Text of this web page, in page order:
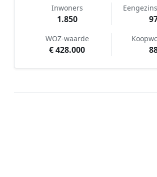
Inwoners
1.850
WOZ-waarde
€ 428.000